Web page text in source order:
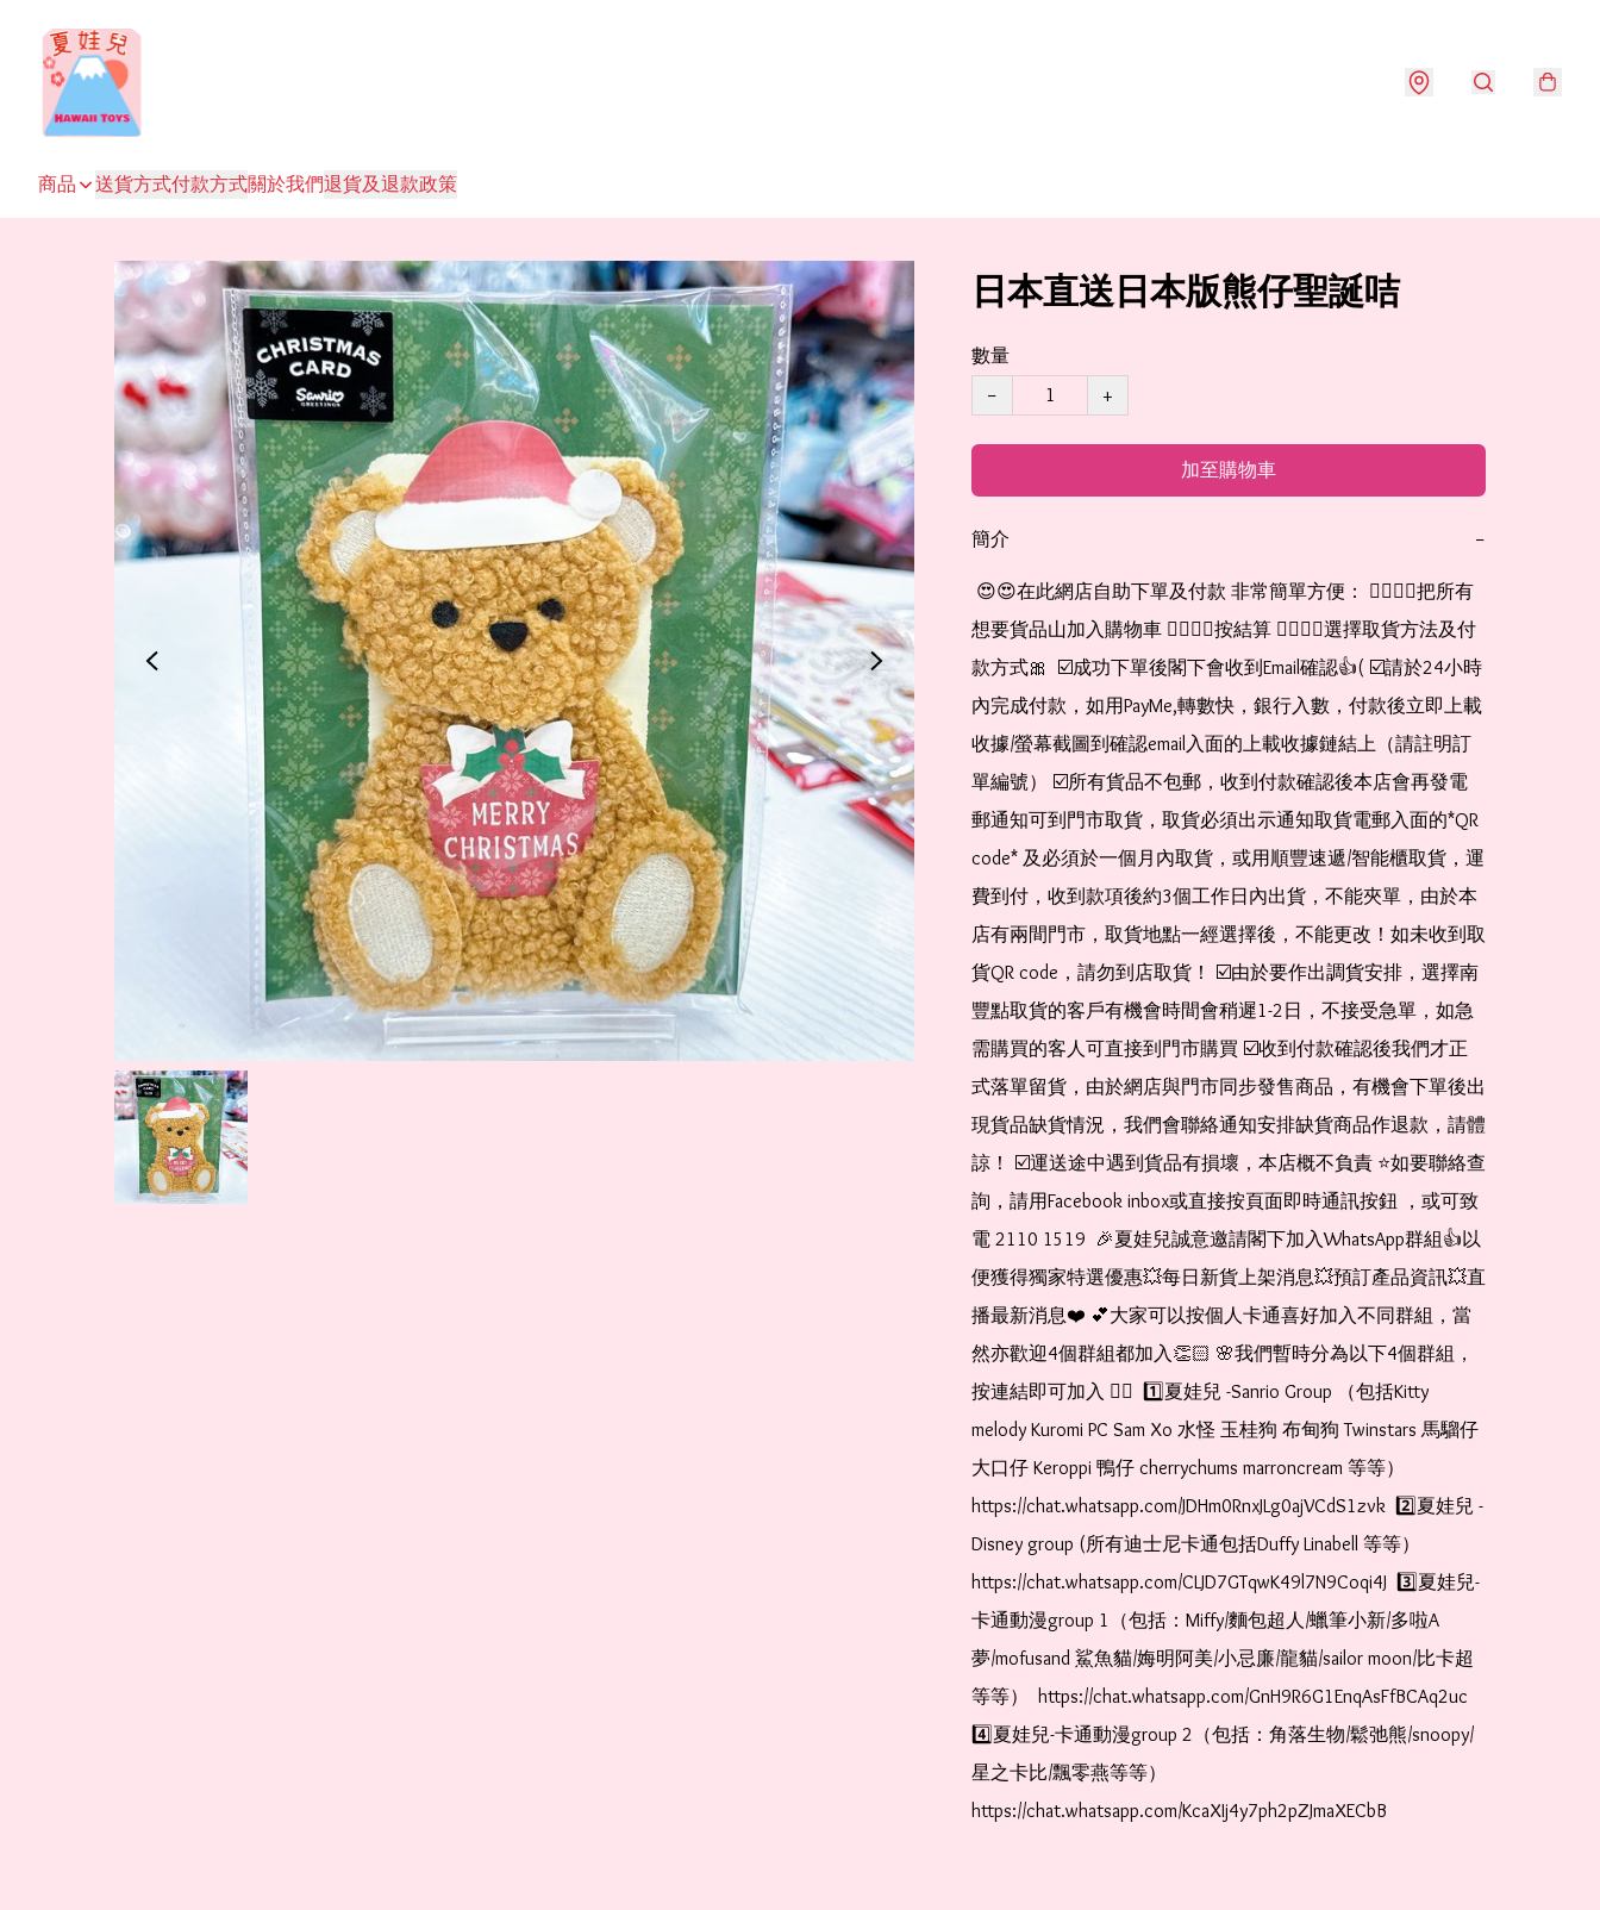
商品 送貨方式付款方式關於我們退貨及退款政策
日本直送日本版熊仔聖誕咭
數量
−
+
加至購物車
簡介 −
想要貨品山加入購物車 👉🏻👉🏻按結算 👉🏻👉🏻選擇取貨方法及付
款方式🎀  ☑️成功下單後閣下會收到Email確認👍( ☑️請於24小時
內完成付款，如用PayMe,轉數快，銀行入數，付款後立即上載
收據/螢幕截圖到確認email入面的上載收據鏈結上（請註明訂
單編號） ☑️所有貨品不包郵，收到付款確認後本店會再發電
郵通知可到門市取貨，取貨必須出示通知取貨電郵入面的*QR
code* 及必須於一個月內取貨，或用順豐速遞/智能櫃取貨，運
費到付，收到款項後約3個工作日內出貨，不能夾單，由於本
店有兩間門市，取貨地點一經選擇後，不能更改！如未收到取
貨QR code，請勿到店取貨！ ☑️由於要作出調貨安排，選擇南
豐點取貨的客戶有機會時間會稍遲1-2日，不接受急單，如急
需購買的客人可直接到門市購買 ☑️收到付款確認後我們才正
式落單留貨，由於網店與門市同步發售商品，有機會下單後出
現貨品缺貨情況，我們會聯絡通知安排缺貨商品作退款，請體
諒！ ☑️運送途中遇到貨品有損壞，本店概不負責 ⭐️如要聯絡查
詢，請用Facebook inbox或直接按頁面即時通訊按鈕 ，或可致
電 2110 1519  🎉夏娃兒誠意邀請閣下加入WhatsApp群組👍以
便獲得獨家特選優惠💥每日新貨上架消息💥預訂產品資訊💥直
播最新消息❤️ 💕大家可以按個人卡通喜好加入不同群組，當
然亦歡迎4個群組都加入👏🏻 🌸我們暫時分為以下4個群組，
按連結即可加入 👇🏻  1️⃣夏娃兒 -Sanrio Group （包括Kitty
melody Kuromi PC Sam Xo 水怪 玉桂狗 布甸狗 Twinstars 馬騮仔
大口仔 Keroppi 鴨仔 cherrychums marroncream 等等）
https://chat.whatsapp.com/JDHm0RnxJLg0ajVCdS1zvk  2️⃣夏娃兒 -
Disney group (所有迪士尼卡通包括Duffy Linabell 等等）
https://chat.whatsapp.com/CLJD7GTqwK49l7N9Coqi4J  3️⃣夏娃兒-
卡通動漫group 1（包括：Miffy/麵包超人/蠟筆小新/多啦A
夢/mofusand 鯊魚貓/娒明阿美/小忌廉/龍貓/sailor moon/比卡超
等等）  https://chat.whatsapp.com/GnH9R6G1EnqAsFfBCAq2uc
4️⃣夏娃兒-卡通動漫group 2（包括：角落生物/鬆弛熊/snoopy/
星之卡比/飄零燕等等）
https://chat.whatsapp.com/KcaXIj4y7ph2pZJmaXECbB